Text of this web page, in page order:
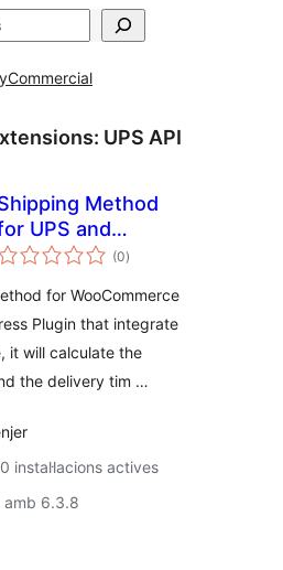
Commercial
UPS API
Method
UPS and
(0puntuacions
totals
)
for WooCommerce
Plugin that integrate
it will calculate the
the delivery tim …
instal·lacions actives
amb 6.3.8